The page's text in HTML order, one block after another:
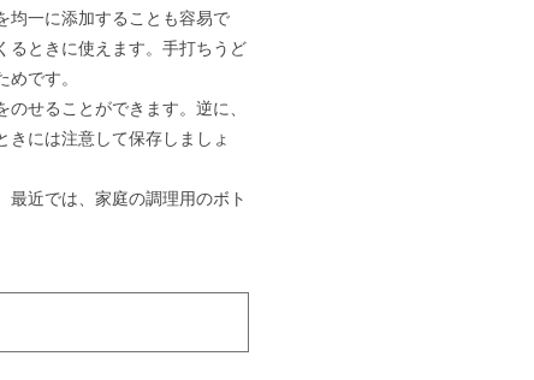
均一に添加することも容易で
るときに使えます。手打ちうど
です。
せることができます。逆に、
には注意して保存しましょ
近では、家庭の調理用のボト